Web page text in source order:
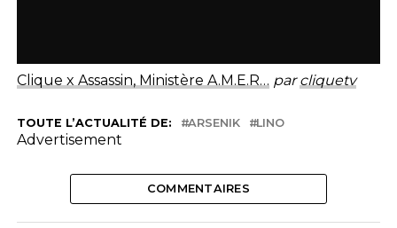
Clique x Assassin, Ministère A.M.E.R… parcliquetv
TOUTE L’ACTUALITÉ DE: ARSENIK LINO
Advertisement
COMMENTAIRES